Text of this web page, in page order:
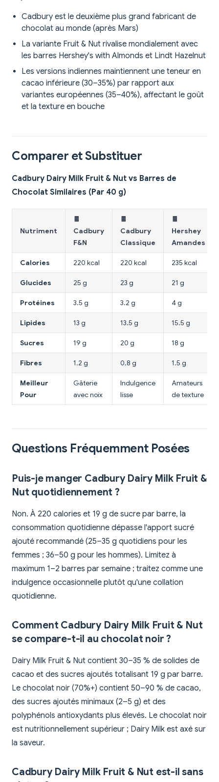
Cadbury est le deuxième plus grand fabricant de
chocolat au monde (après Mars)
La variante Fruit & Nut rivalise mondialement avec
les barres Hershey's with Almonds et Lindt Hazelnut
Les versions indiennes maintiennent une teneur en
cacao inférieure (30–35%) par rapport aux
variantes européennes (35–40%), affectant le goût
et la texture en bouche
Comparer et Substituer
Cadbury Dairy Milk Fruit & Nut vs Barres de
Chocolat Similaires (Par 40 g)
Nutriment
🍫
Cadbury
F&N
🍫
Cadbury
Classique
🍫
Hershey
Amandes
Calories 220 kcal 220 kcal 235 kcal
Glucides 25 g 23 g 21 g
Protéines 3.5 g 3.2 g 4 g
Lipides 13 g 13.5 g 15.5 g
Sucres 19 g 20 g 18 g
Fibres 1.2 g 0.8 g 1.5 g
Meilleur
Pour
Gâterie
avec noix
Indulgence
lisse
Amateurs
de texture
Questions Fréquemment Posées
Puis-je manger Cadbury Dairy Milk Fruit &
Nut quotidiennement ?
Non. À 220 calories et 19 g de sucre par barre, la
consommation quotidienne dépasse l'apport sucré
ajouté recommandé (25–35 g quotidiens pour les
femmes ; 36–50 g pour les hommes). Limitez à
maximum 1–2 barres par semaine ; traitez comme une
indulgence occasionnelle plutôt qu'une collation
quotidienne.
Comment Cadbury Dairy Milk Fruit & Nut
se compare-t-il au chocolat noir ?
Dairy Milk Fruit & Nut contient 30–35 % de solides de
cacao et des sucres ajoutés totalisant 19 g par barre.
Le chocolat noir (70%+) contient 50–90 % de cacao,
des sucres ajoutés minimaux (2–5 g) et des
polyphénols antioxydants plus élevés. Le chocolat noir
est nutritionnellement supérieur ; Dairy Milk est axé sur
la saveur.
Cadbury Dairy Milk Fruit & Nut est-il sans